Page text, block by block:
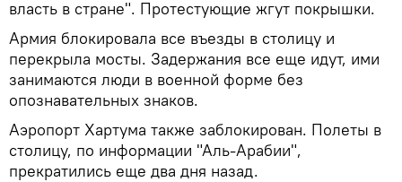
власть в стране". Протестующие жгут покрышки.
Армия блокировала все въезды в столицу и
перекрыла мосты. Задержания все еще идут, ими
занимаются люди в военной форме без
опознавательных знаков.
Аэропорт Хартума также заблокирован. Полеты в
столицу, по информации "Аль-Арабии",
прекратились еще два дня назад.